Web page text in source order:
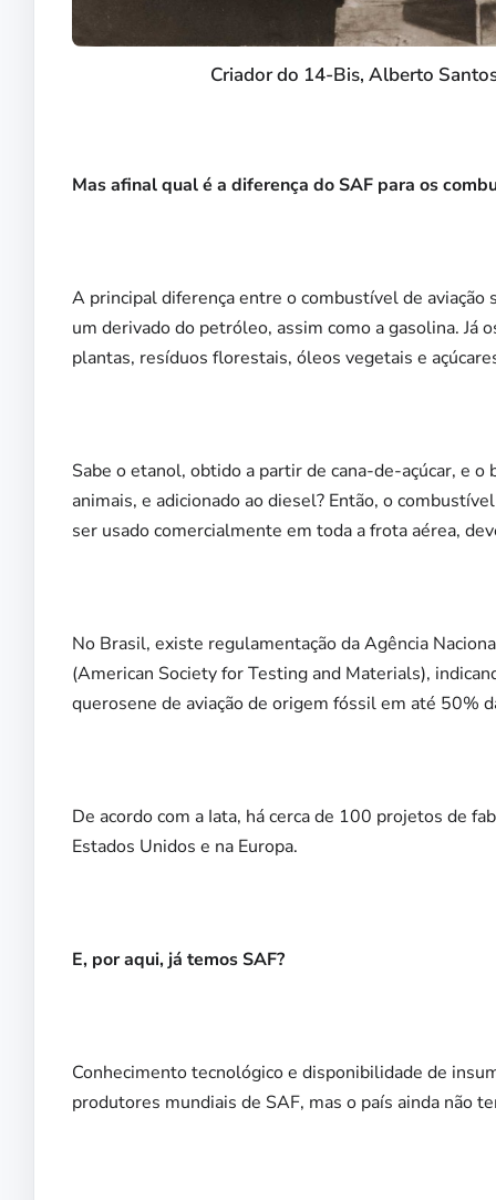
Criador do 14-Bis, Alberto
Mas afinal qual é a diferença do SAF para os
A principal diferença entre o combustível de
um derivado do petróleo, assim como a gasolina. Já
plantas, resíduos florestais, óleos vegetais e
Sabe o etanol, obtido a partir de cana-de-açúcar, e
animais, e adicionado ao diesel? Então, o
ser usado comercialmente em toda a frota aérea,
No Brasil, existe regulamentação da Agência
(American Society for Testing and Materials),
querosene de aviação de origem fóssil em até 50%
De acordo com a Iata, há cerca de 100 projetos de
Estados Unidos e na Europa.
E, por aqui, já temos SAF?
Conhecimento tecnológico e disponibilidade de
produtores mundiais de SAF, mas o país ainda não